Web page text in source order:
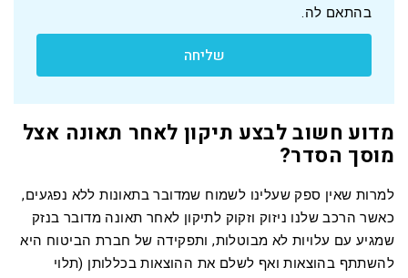
בהתאם לה.
שליחה
מדוע חשוב לבצע תיקון לאחר תאונה אצל
מוסך הסדר?
למרות שאין ספק שעלינו לשמוח שמדובר בתאונות ללא נפגעים,
כאשר הרכב שלנו ניזוק וזקוק לתיקון לאחר תאונה מדובר בנזק
שמגיע עם עלויות לא מבוטלות, ותפקידה של חברת הביטוח היא
להשתתף בהוצאות ואף לשלם את ההוצאות בכללותן (תלוי